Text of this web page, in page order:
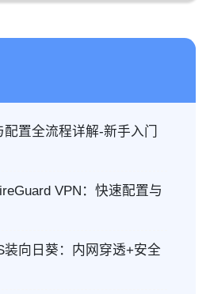
置全流程详解-新手入门
VPN：快速配置与
装向日葵：内网穿透+安全